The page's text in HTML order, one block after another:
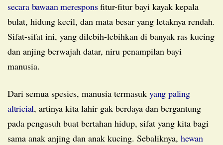
secara bawaan meresponsfitur-fitur bayi kayak kepala
bulat, hidung kecil, dan mata besar yang letaknya rendah.
Sifat-sifat ini, yang dilebih-lebihkan di banyak ras kucing
dan anjing berwajah datar, niru penampilan bayi
manusia.
Dari semua spesies, manusia termasuk yang paling
altricial, artinya kita lahir gak berdaya dan bergantung
pada pengasuh buat bertahan hidup, sifat yang kita bagi
sama anak anjing dan anak kucing. Sebaliknya, hewan